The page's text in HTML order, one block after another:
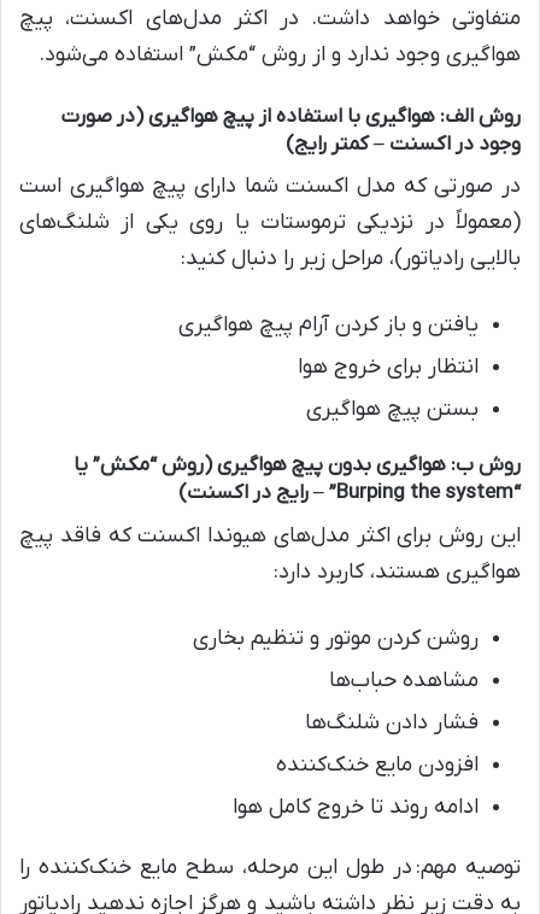
متفاوتی خواهد داشت. در اکثر مدل‌های اکسنت، پیچ
هواگیری وجود ندارد و از روش “مکش” استفاده می‌شود.
روش الف: هواگیری با استفاده از پیچ هواگیری (در صورت
وجود در اکسنت – کمتر رایج)
در صورتی که مدل اکسنت شما دارای پیچ هواگیری است
(معمولاً در نزدیکی ترموستات یا روی یکی از شلنگ‌های
بالایی رادیاتور)، مراحل زیر را دنبال کنید:
یافتن و باز کردن آرام پیچ هواگیری
انتظار برای خروج هوا
بستن پیچ هواگیری
روش ب: هواگیری بدون پیچ هواگیری (روش “مکش” یا
“Burping the system” – رایج در اکسنت)
این روش برای اکثر مدل‌های هیوندا اکسنت که فاقد پیچ
هواگیری هستند، کاربرد دارد:
روشن کردن موتور و تنظیم بخاری
مشاهده حباب‌ها
فشار دادن شلنگ‌ها
افزودن مایع خنک‌کننده
ادامه روند تا خروج کامل هوا
توصیه مهم: در طول این مرحله، سطح مایع خنک‌کننده را
به دقت زیر نظر داشته باشید و هرگز اجازه ندهید رادیاتور